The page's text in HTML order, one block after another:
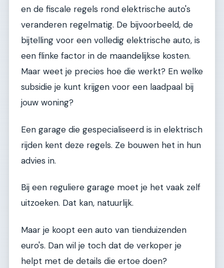
en de fiscale regels rond elektrische auto's
veranderen regelmatig. De bijvoorbeeld, de
bijtelling voor een volledig elektrische auto, is
een flinke factor in de maandelijkse kosten.
Maar weet je precies hoe die werkt? En welke
subsidie je kunt krijgen voor een laadpaal bij
jouw woning?
Een garage die gespecialiseerd is in elektrisch
rijden kent deze regels. Ze bouwen het in hun
advies in.
Bij een reguliere garage moet je het vaak zelf
uitzoeken. Dat kan, natuurlijk.
Maar je koopt een auto van tienduizenden
euro's. Dan wil je toch dat de verkoper je
helpt met de details die ertoe doen?